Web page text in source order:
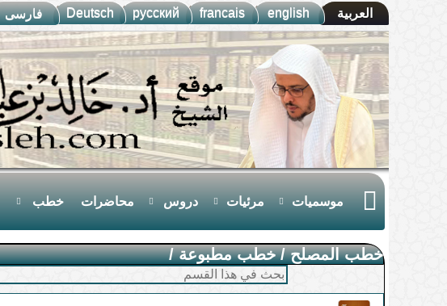
العربية english
francais
русский
Deutsch فارسى
موسميات مرئيات دروس محاضرات خطب
خطب المصلح/خطب مطبوعة/